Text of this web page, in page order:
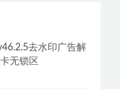
去水印广告解
无锁区